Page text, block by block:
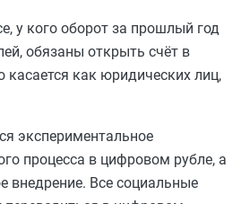
у кого оборот за прошлый год
обязаны открыть счёт в
как юридических лиц,
экспериментальное
процесса в цифровом рубле, а
внедрение. Все социальные